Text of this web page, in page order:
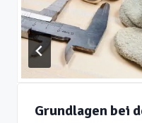
Grundlagen bei